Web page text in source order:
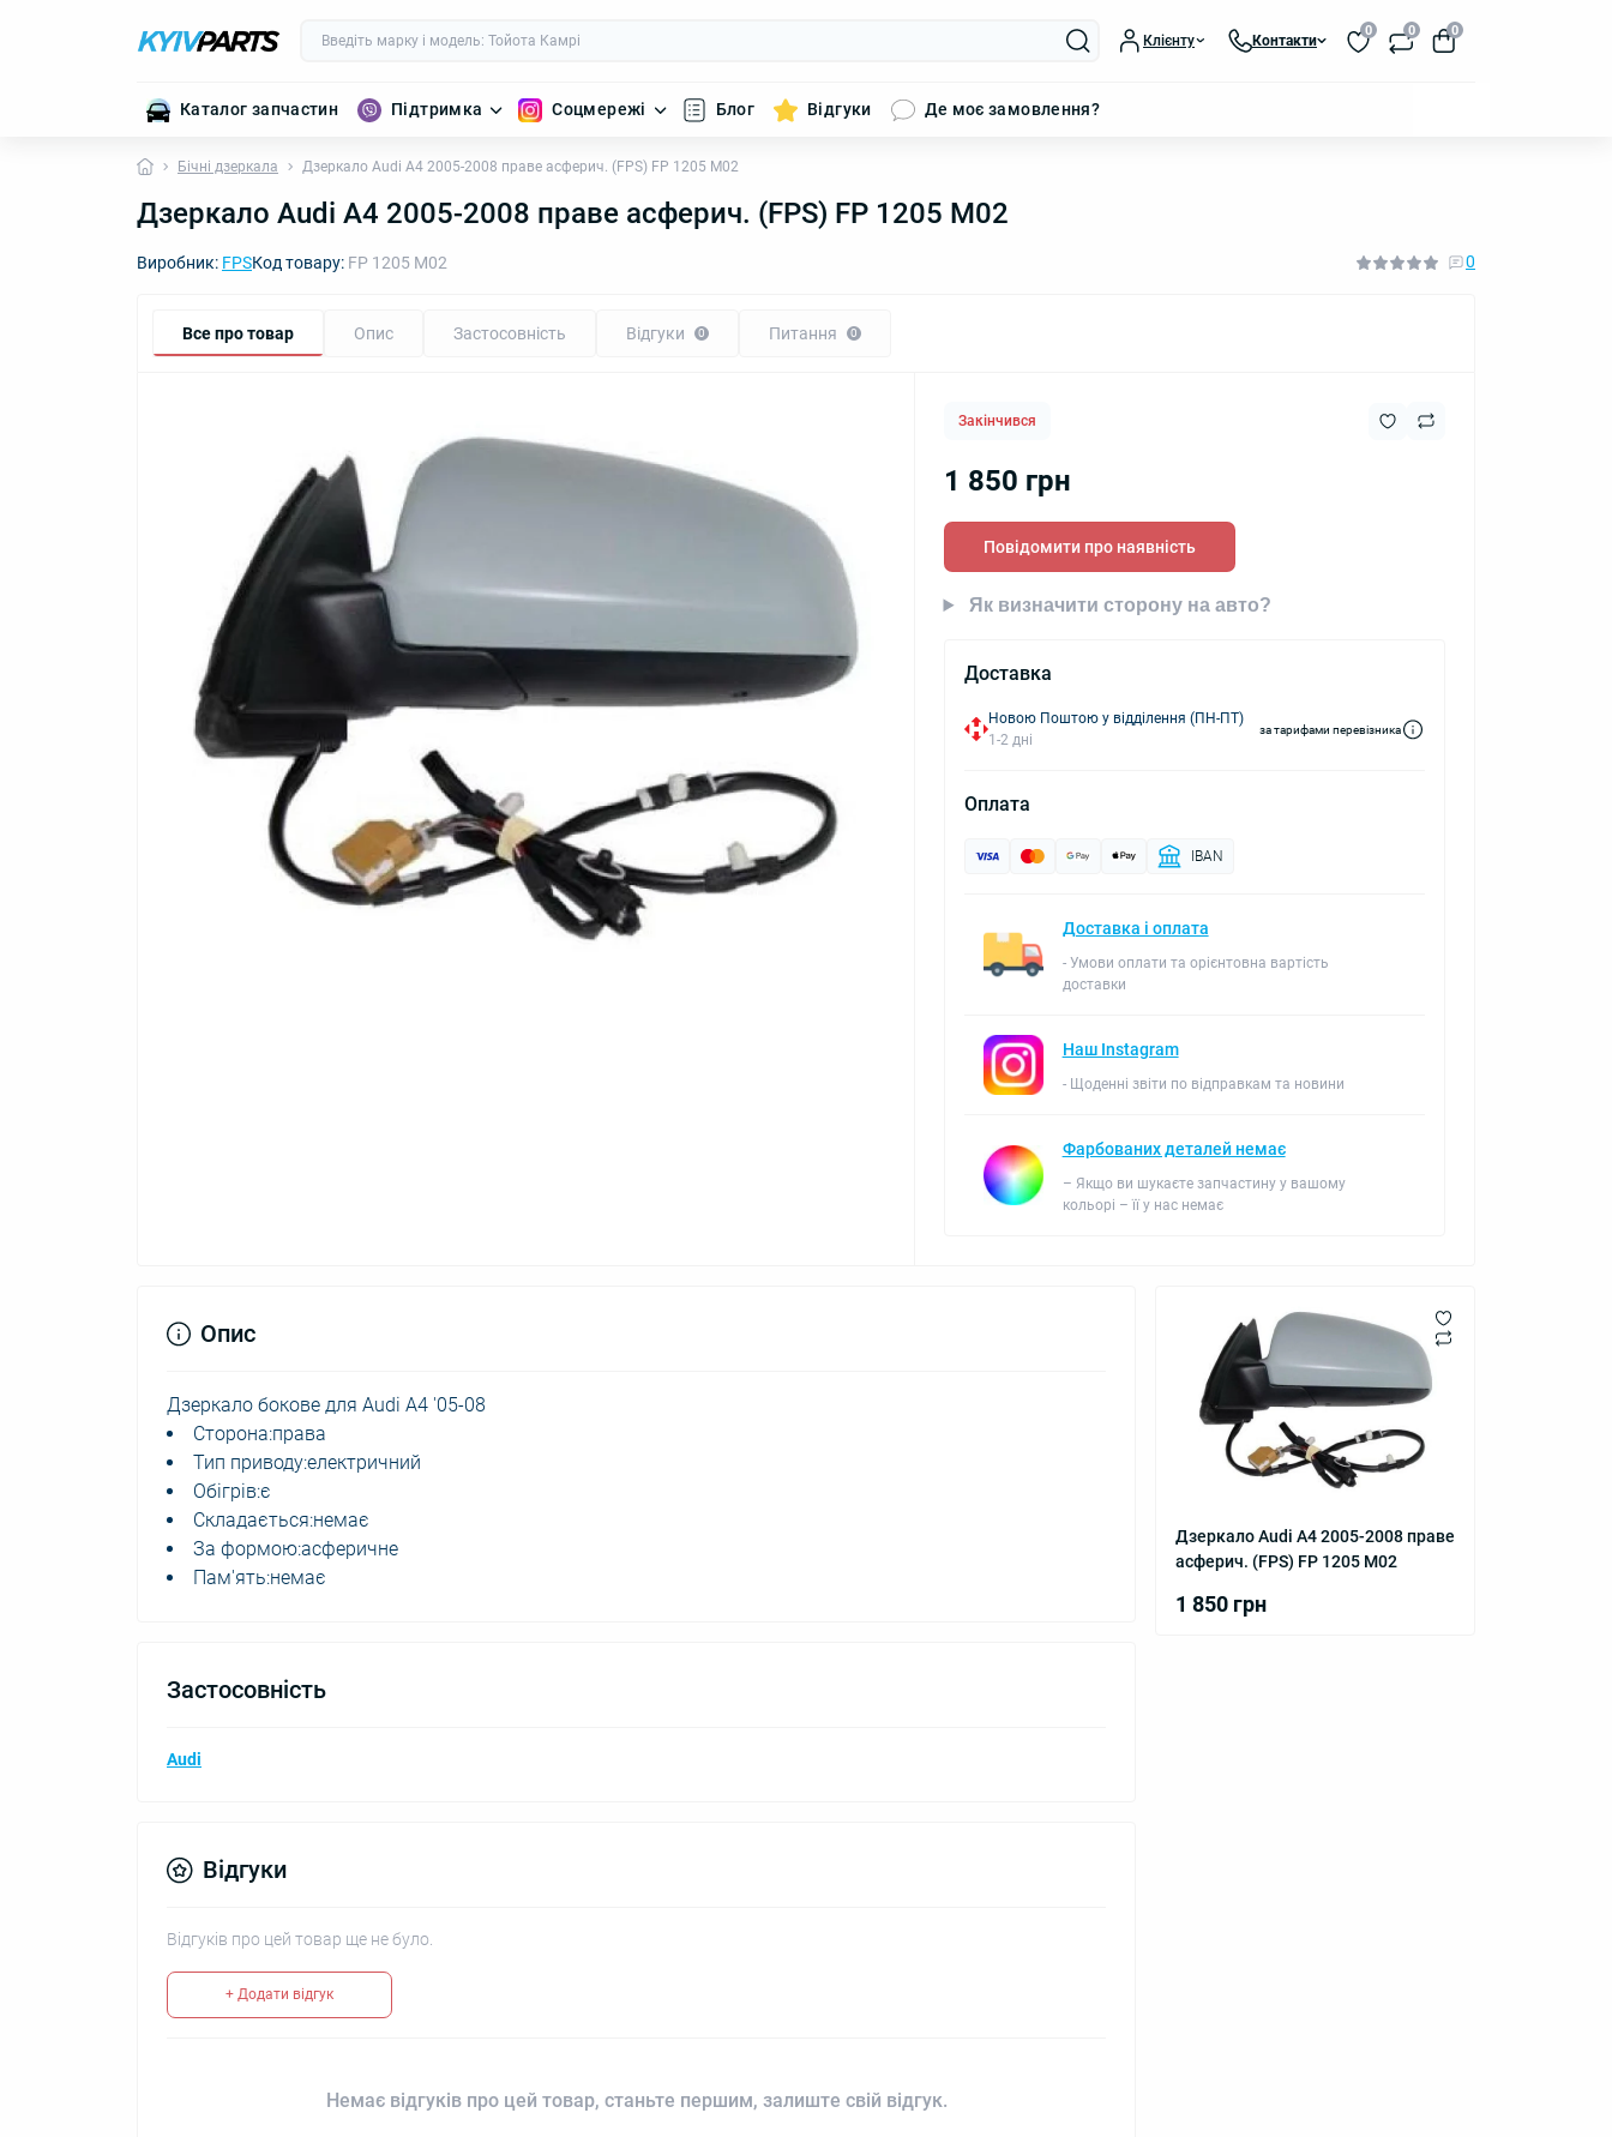
Клієнту Контакти
0 0 0
Каталог запчастин Підтримка Соцмережі Блог Відгуки Де моє замовлення?
Бічні дзеркала Дзеркало Audi А4 2005-2008 праве асферич. (FPS) FP 1205 M02
Дзеркало Audi А4 2005-2008 праве асферич. (FPS) FP 1205 M02
Виробник: FPSКод товару: FP 1205 M02 0
Все про товар Опис Застосовність Відгуки 0 Питання 0
Закінчився
1 850 грн
Повідомити про наявність
Як визначити сторону на авто?
Доставка
Новою Поштою у відділення (ПН-ПТ)
1-2 дні
за тарифами перевізника
Оплата
IBAN
Доставка і оплата
- Умови оплати та орієнтовна вартість
доставки
Наш Instagram
- Щоденні звіти по відправкам та новини
Фарбованих деталей немає
– Якщо ви шукаєте запчастину у вашому
кольорі – її у нас немає
Дзеркало Audi А4 2005-2008 праве
асферич. (FPS) FP 1205 M02
1 850 грн
Опис
Дзеркало бокове для Audi А4 '05-08
Сторона:права
Тип приводу:електричний
Обігрів:є
Складається:немає
За формою:асферичне
Пам'ять:немає
Застосовність
Audi
Відгуки
Відгуків про цей товар ще не було.
+ Додати відгук
Немає відгуків про цей товар, станьте першим, залиште свій відгук.